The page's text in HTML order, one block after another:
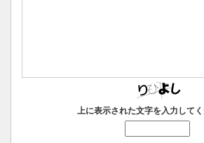
上に表示された文字を入力してく